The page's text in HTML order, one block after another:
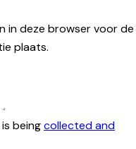
in deze browser voor de
plaats.
beingcollected and